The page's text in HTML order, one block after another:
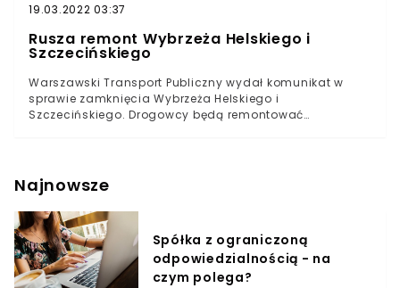
19.03.2022 03:37
Rusza remont Wybrzeża Helskiego i
Szczecińskiego
Warszawski Transport Publiczny wydał komunikat w
sprawie zamknięcia Wybrzeża Helskiego i
Szczecińskiego. Drogowcy będą remontować
godzinie 22:00 i będą trwać do 13 września. Remont
będzie polegał na kończeniu zabezpieczenia
przeciwpowodziowego Wybrzeża Helskiego i
Szczecińskiego na odcinku od Portu Praskiego do
mostu Gdańskiego.
Najnowsze
Spółka z ograniczoną
odpowiedzialnością - na
czym polega?